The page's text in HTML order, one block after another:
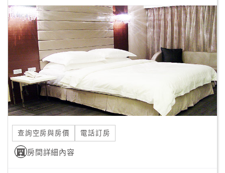
作
旅
伴
計
劃
商
品
宣
傳
查詢空房與房價 電話訂房
房間詳細內容